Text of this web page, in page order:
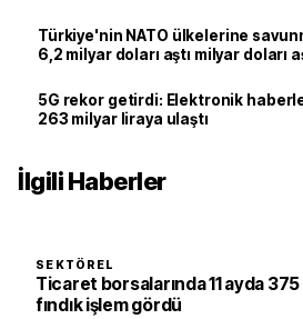
Türkiye'nin NATO ülkelerine
6,2 milyar doları aştı milyar doları
5G rekor getirdi: Elektronik
263 milyar liraya ulaştı
İlgili Haberler
SEKTÖREL
Ticaret borsalarında 11 ayda
fındık işlem gördü